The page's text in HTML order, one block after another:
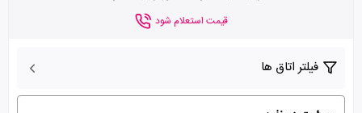
قیمت استعلام شود
فیلتر اتاق ها